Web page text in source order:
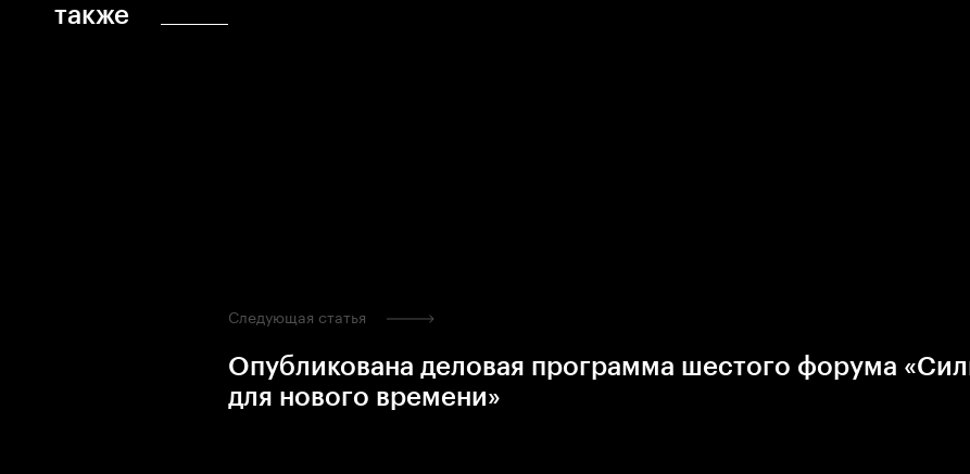
также
Следующая статья
Опубликована деловая программа шестого форума
для нового времени»